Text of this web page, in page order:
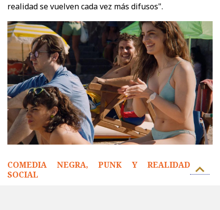
realidad se vuelven cada vez más difusos".
COMEDIA NEGRA, PUNK Y REALIDAD
SOCIAL